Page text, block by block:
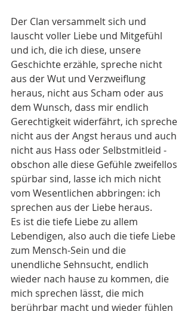
Der Clan versammelt sich und
lauscht voller Liebe und Mitgefühl
und ich, die ich diese, unsere
Geschichte erzähle, spreche nicht
aus der Wut und Verzweiflung
heraus, nicht aus Scham oder aus
dem Wunsch, dass mir endlich
Gerechtigkeit widerfährt, ich spreche
nicht aus der Angst heraus und auch
nicht aus Hass oder Selbstmitleid -
obschon alle diese Gefühle zweifellos
spürbar sind, lasse ich mich nicht
vom Wesentlichen abbringen: ich
sprechen aus der Liebe heraus.
Es ist die tiefe Liebe zu allem
Lebendigen, also auch die tiefe Liebe
zum Mensch-Sein und die
unendliche Sehnsucht, endlich
wieder nach hause zu kommen, die
mich sprechen lässt, die mich
berührbar macht und wieder fühlen